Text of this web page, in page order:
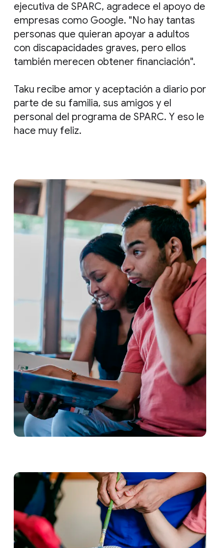
ejecutiva de SPARC, agradece el apoyo de
empresas como Google. "No hay tantas
personas que quieran apoyar a adultos
con discapacidades graves, pero ellos
también merecen obtener financiación".
Taku recibe amor y aceptación a diario por
parte de su familia, sus amigos y el
personal del programa de SPARC. Y eso le
hace muy feliz.